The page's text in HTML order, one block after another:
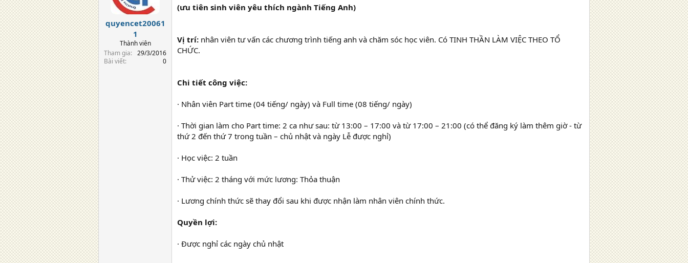
quyencet20061
1
Thành viên
Tham gia
29/3/2016
Bài viết
0
(ưu tiên sinh viên yêu thích ngành Tiếng Anh)
Vị trí: nhân viên tư vấn các chương trình tiếng anh và chăm sóc học viên. Có TINH THẦN LÀM VIỆC THEO TỔ
CHỨC.
Chi tiết công việc:
· Nhân viên Part time (04 tiếng/ ngày) và Full time (08 tiếng/ ngày)
· Thời gian làm cho Part time: 2 ca như sau: từ 13:00 – 17:00 và từ 17:00 – 21:00 (có thể đăng ký làm thêm giờ - từ
thứ 2 đến thứ 7 trong tuần – chủ nhật và ngày Lễ được nghỉ)
· Học việc: 2 tuần
· Thử việc: 2 tháng với mức lương: Thỏa thuận
· Lương chính thức sẽ thay đổi sau khi được nhận làm nhân viên chính thức.
Quyền lợi:
· Được nghỉ các ngày chủ nhật